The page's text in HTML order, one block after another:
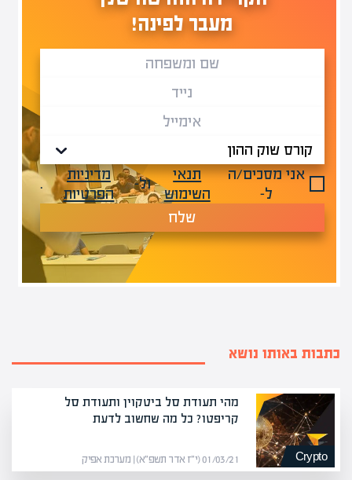
מעבר לפינה!
אני מסכים/ה
ל-
תנאי
השימוש
ול-
מדיניות
הפרטיות
.
שלח
כתבות באותו נושא
Crypto
מהי תעודת סל ביטקוין ותעודת סל
קריפטו? כל מה שחשוב לדעת
01/03/21 (י״ז אדר תשפ״א) | מערכת אפיק